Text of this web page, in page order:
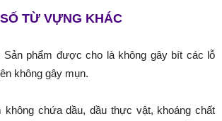
TỪ VỰNG KHÁC
Sản phẩm được cho là không gây bít các lỗ
không gây mụn.
không chứa dầu, dầu thực vật, khoáng chất